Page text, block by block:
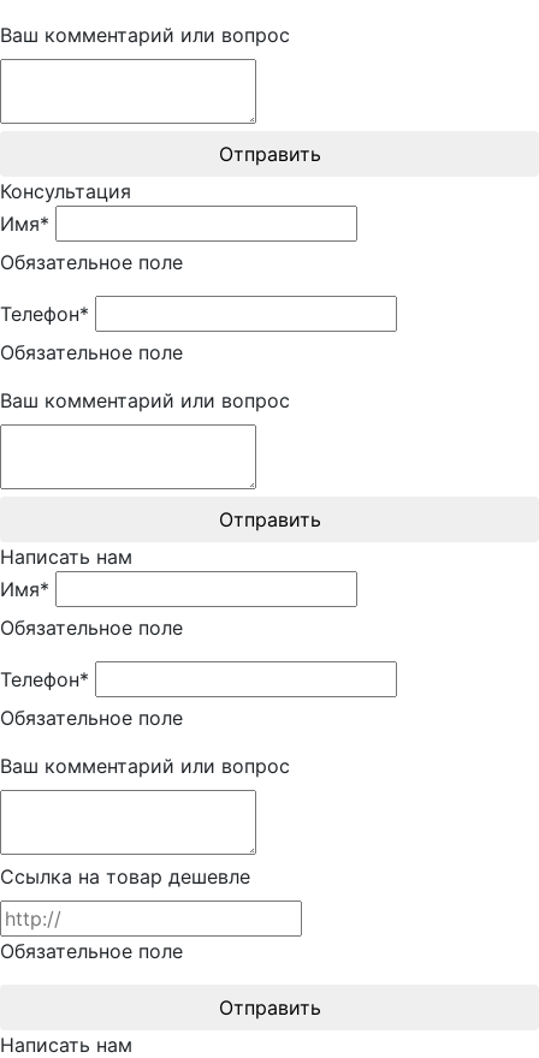
Ваш комментарий или вопрос
Отправить
Консультация
Имя*
Обязательное поле
Телефон*
Обязательное поле
Ваш комментарий или вопрос
Отправить
Написать нам
Имя*
Обязательное поле
Телефон*
Обязательное поле
Ваш комментарий или вопрос
Ссылка на товар дешевле
Обязательное поле
Отправить
Написать нам